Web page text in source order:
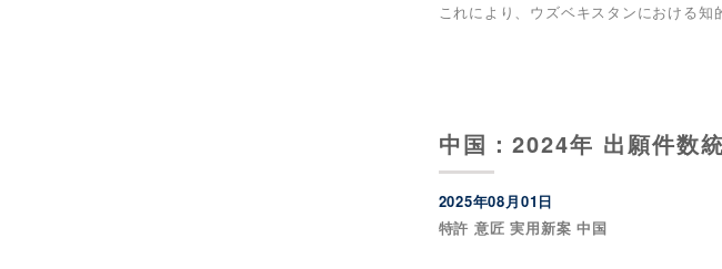
これにより、ウズベキスタンにおける知
中国：2024年 出願件数
2025年08月01日
特許 意匠 実用新案 中国